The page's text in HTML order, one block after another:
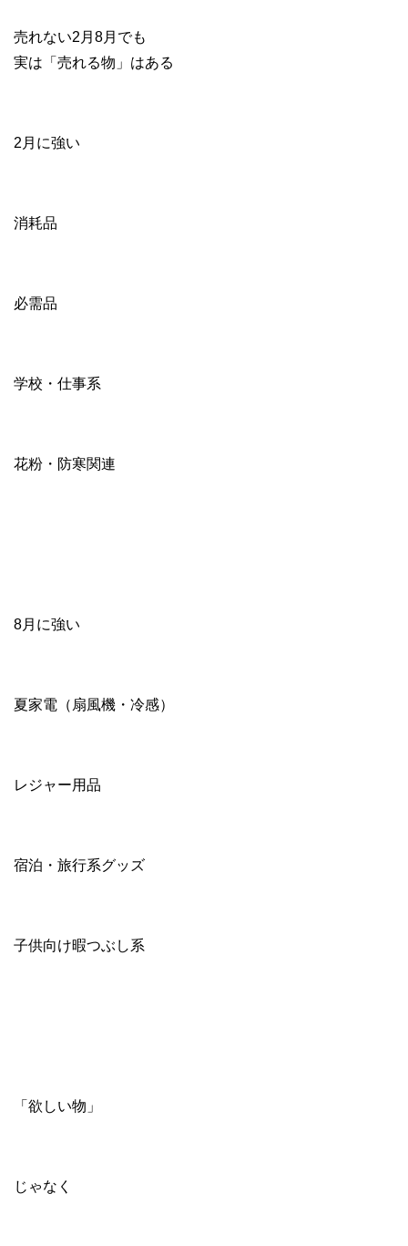
売れない2月8月でも
実は「売れる物」はある
2月に強い
消耗品
必需品
学校・仕事系
花粉・防寒関連
8月に強い
夏家電（扇風機・冷感）
レジャー用品
宿泊・旅行系グッズ
子供向け暇つぶし系
「欲しい物」
じゃなく